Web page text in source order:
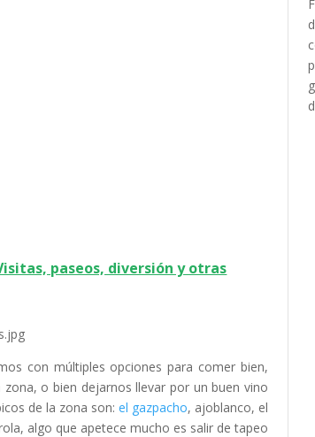
paseos, diversión y otras
con múltiples opciones para comer bien,
o bien dejarnos llevar por un buen vino
de la zona son: el gazpacho, ajoblanco, el
algo que apetece mucho es salir de tapeo